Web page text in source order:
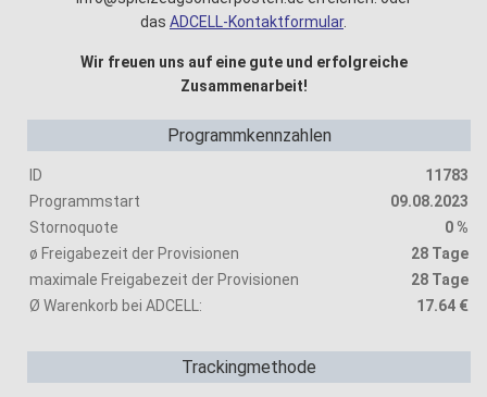
das ADCELL-Kontaktformular.
Wir freuen uns auf eine gute und erfolgreiche
Zusammenarbeit!
Programmkennzahlen
ID
11783
Programmstart
09.08.2023
Stornoquote
0 %
ø Freigabezeit der Provisionen
28 Tage
maximale Freigabezeit der Provisionen
28 Tage
Ø Warenkorb bei ADCELL:
17.64 €
Trackingmethode